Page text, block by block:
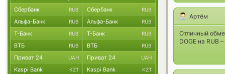
Артём
Отличный
DOGE на RUB
Сбербанк RUB Сбербанк RUB
Альфа-Банк RUB Альфа-Банк RUB
Т-Банк RUB Т-Банк RUB
ВТБ RUB ВТБ RUB
Приват 24 UAH Приват 24 UAH
Kaspi Bank KZT Kaspi Bank KZT